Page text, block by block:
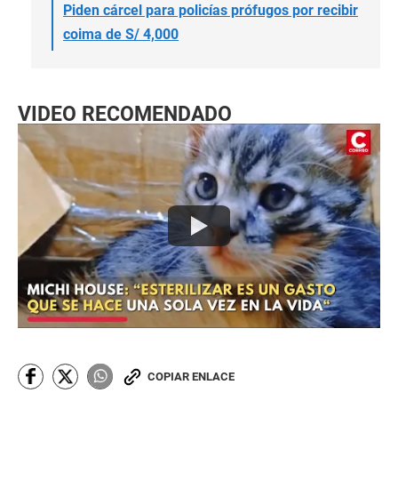
Piden cárcel para policías prófugos por recibir
coima de S/ 4,000
VIDEO RECOMENDADO
COPIAR ENLACE